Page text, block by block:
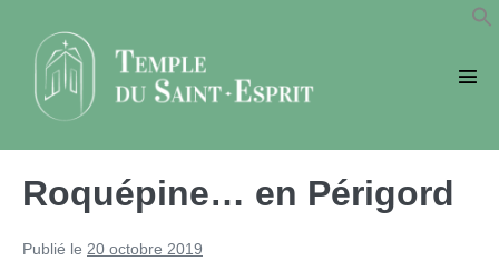
contenu
Roquépine… en Périgord
Publié le 20 octobre 2019